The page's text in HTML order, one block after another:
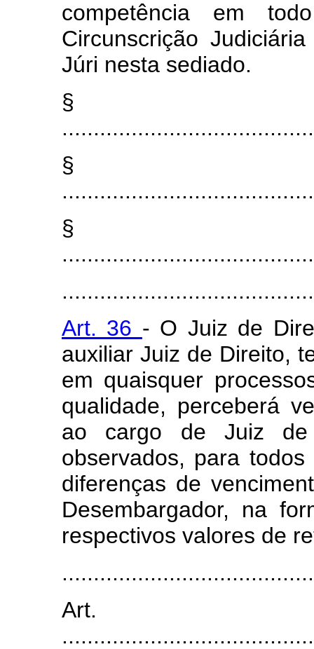
competência em
Circunscrição
Júri nesta sediado.
§
§
§
Art. 36 - O Juiz de
auxiliar Juiz de Direito,
em quaisquer
qualidade, perceberá
ao cargo de Juiz de
observados, para
diferenças de
Desembargador, na
respectivos valores de